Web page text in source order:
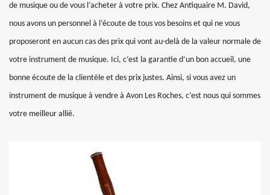
de musique ou de vous l’acheter à votre prix. Chez Antiquaire M. David,
nous avons un personnel à l’écoute de tous vos besoins et qui ne vous
proposeront en aucun cas des prix qui vont au-delà de la valeur normale de
votre instrument de musique. Ici, c’est la garantie d’un bon accueil, une
bonne écoute de la clientèle et des prix justes. Ainsi, si vous avez un
instrument de musique à vendre à Avon Les Roches, c’est nous qui sommes
votre meilleur allié.